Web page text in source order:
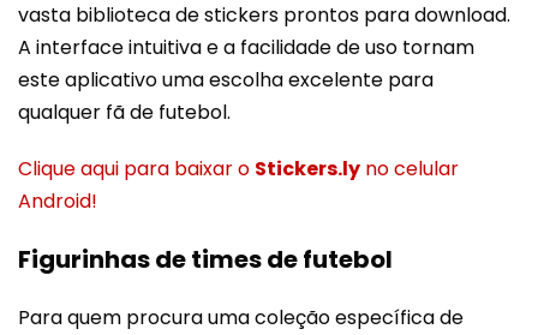
vasta biblioteca de stickers prontos para download.
A interface intuitiva e a facilidade de uso tornam
este aplicativo uma escolha excelente para
qualquer fã de futebol.
Clique aqui para baixar o Stickers.ly no celular
Android!
Figurinhas de times de futebol
Para quem procura uma coleção específica de